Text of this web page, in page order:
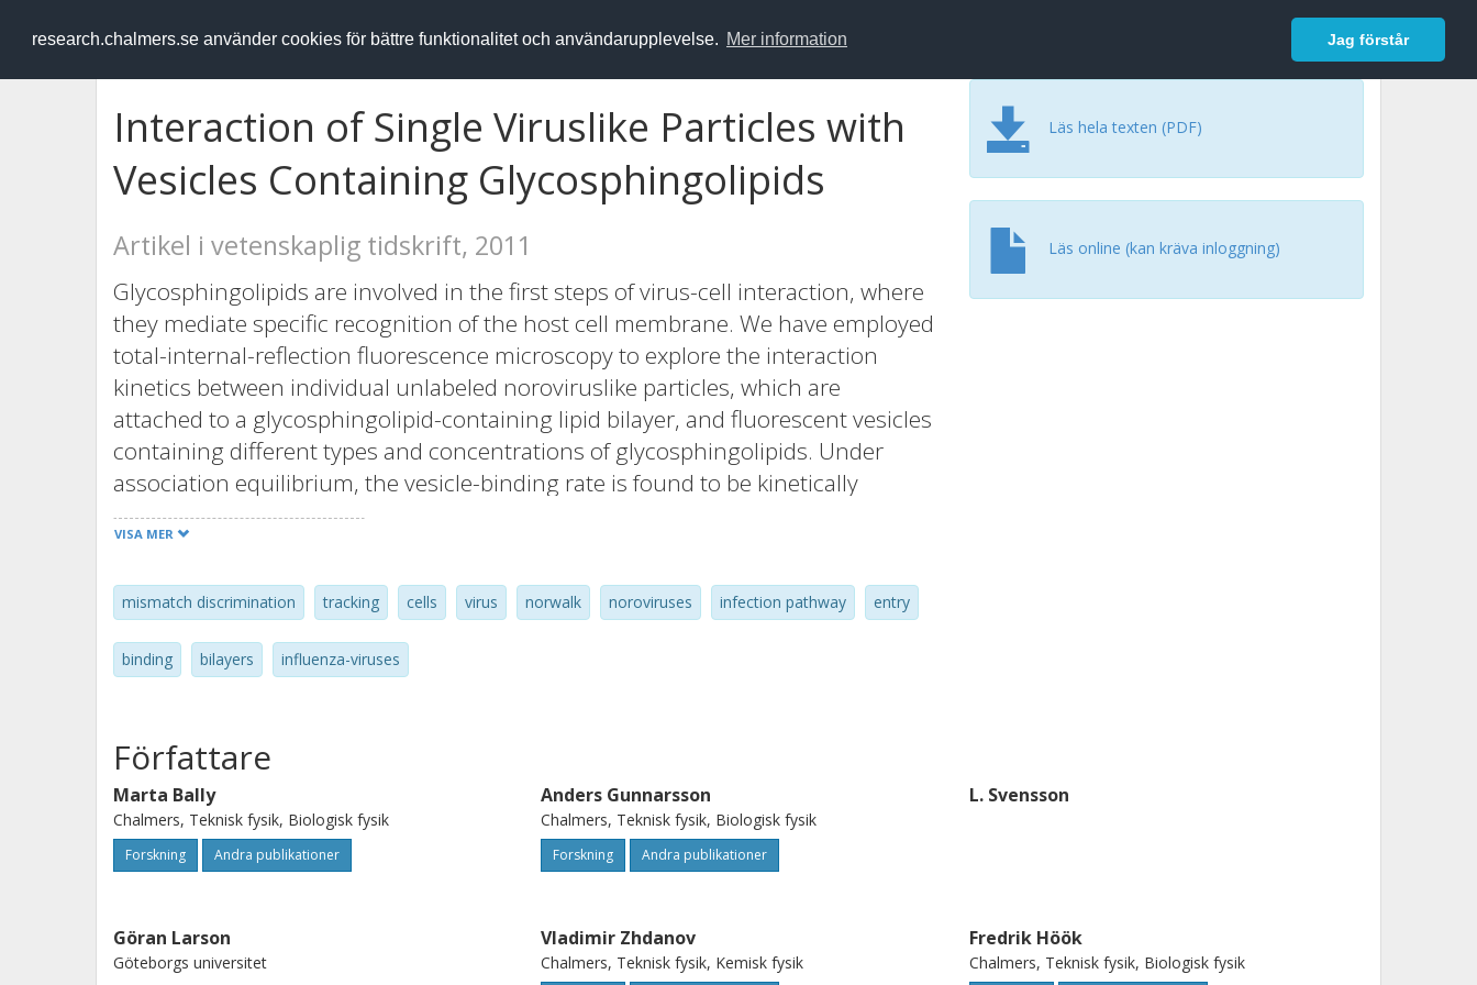
research.chalmers.se använder cookies för bättre funktionalitet och användarupplevelse. Mer information Jag förstår
RESEARCH.chalmers.se Logga in
Interaction of Single Viruslike Particles with
Vesicles Containing Glycosphingolipids
Artikel i vetenskaplig tidskrift, 2011
Glycosphingolipids are involved in the first steps of virus-cell interaction, where
they mediate specific recognition of the host cell membrane. We have employed
total-internal-reflection fluorescence microscopy to explore the interaction
kinetics between individual unlabeled noroviruslike particles, which are
attached to a glycosphingolipid-containing lipid bilayer, and fluorescent vesicles
containing different types and concentrations of glycosphingolipids. Under
association equilibrium, the vesicle-binding rate is found to be kinetically
limited, yielding information on the corresponding activation energy. The
dissociation kinetics are logarithmic over a wide range of time. The latter is
explained by the vesicle-size-related distribution of the dissociation activation
energy. The biological, pharmaceutical, and diagnostic relevance of the study is
briefly discussed.
VISA MER
mismatch discrimination tracking cells virus norwalk noroviruses infection pathway entry
binding bilayers influenza-viruses
Läs hela texten (PDF)
Läs online (kan kräva inloggning)
Författare
Marta Bally
Chalmers, Teknisk fysik, Biologisk fysik
Forskning Andra publikationer
Anders Gunnarsson
Chalmers, Teknisk fysik, Biologisk fysik
Forskning Andra publikationer
L. Svensson
Göran Larson
Göteborgs universitet
Vladimir Zhdanov
Chalmers, Teknisk fysik, Kemisk fysik
Fredrik Höök
Chalmers, Teknisk fysik, Biologisk fysik